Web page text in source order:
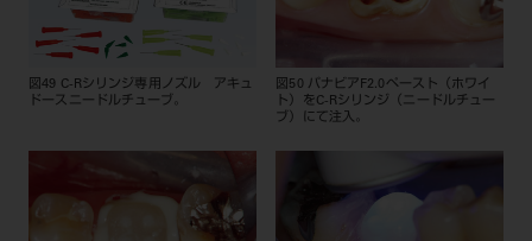
図49 C-Rシリンジ専用ノズル アキュ
ドースニードルチューブ。
図50 パナビアF2.0ペースト（ホワイ
ト）をC-Rシリンジ（ニードルチュー
ブ）にて注入。